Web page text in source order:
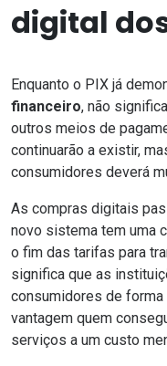
digital
Enquanto o PIX já
financeiro, não
outros meios de
continuarão a existir,
consumidores deverá
As compras digitais
novo sistema tem uma
o fim das tarifas para
significa que as
consumidores de
vantagem quem
serviços a um custo